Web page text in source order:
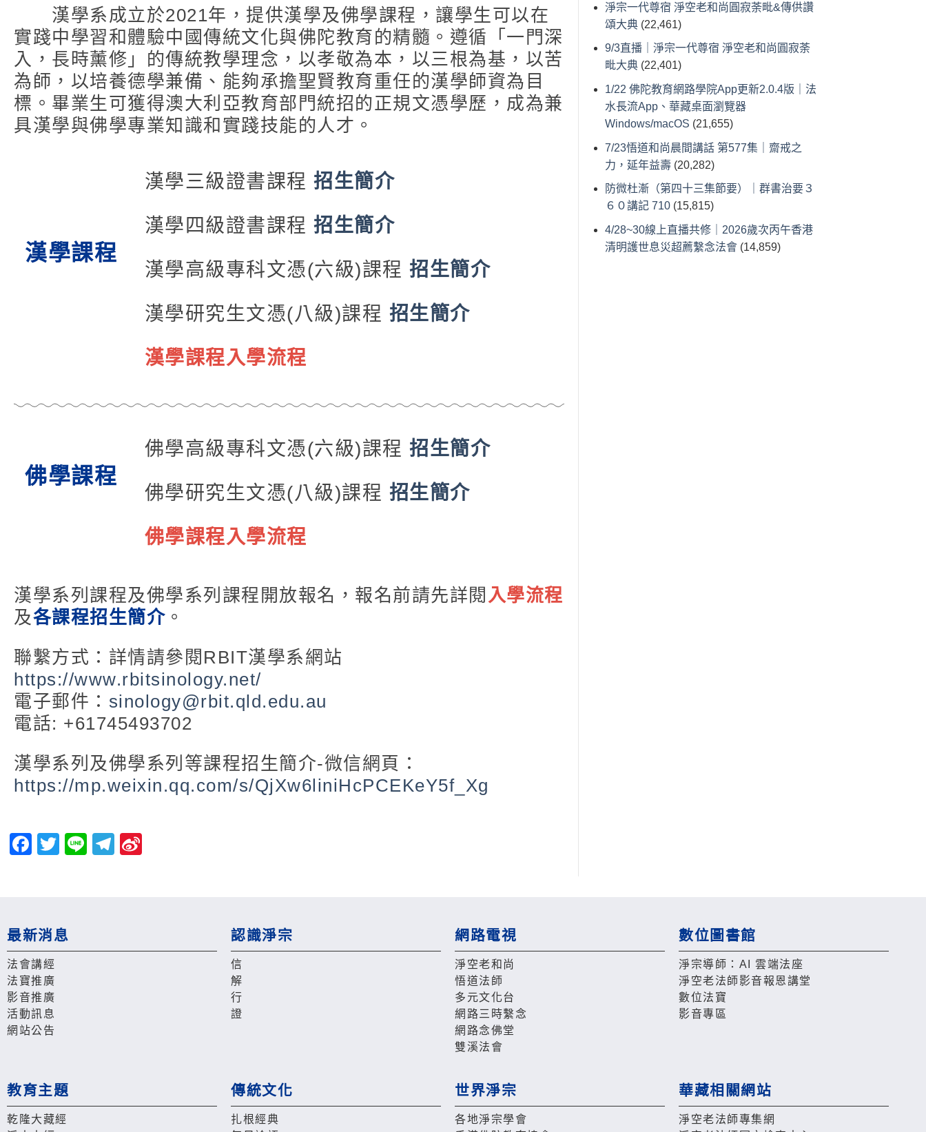
漢學系成立於2021年，提供漢學及佛學課程，讓學生可以在
實踐中學習和體驗中國傳統文化與佛陀教育的精髓。遵循「一門深
入，長時薰修」的傳統教學理念，以孝敬為本，以三根為基，以苦
為師，以培養德學兼備、能夠承擔聖賢教育重任的漢學師資為目
標。畢業生可獲得澳大利亞教育部門統招的正規文憑學歷，成為兼
具漢學與佛學專業知識和實踐技能的人才。
漢學課程
漢學三級證書課程招生簡介
漢學四級證書課程招生簡介
漢學高級專科文憑(六級)課程招生簡介
漢學研究生文憑(八級)課程 招生簡介
漢學課程入學流程
佛學課程
佛學高級專科文憑(六級)課程招生簡介
佛學研究生文憑(八級)課程 招生簡介
佛學課程入學流程
漢學系列課程及佛學系列課程開放報名， 報名前請先詳閱 入學流程
及各課程招生簡介 。
聯繫方式：詳情請參閱RBIT漢學系網站
https://www.rbitsinology.net/
電子郵件： sinology@rbit.qld.edu.au
電話: +61745493702
漢學系列及佛學系列等課程招生簡介-微信網頁：
https://mp.weixin.qq.com/s/QjXw6liniHcPCEKeY5f_Xg
Facebook
Twitter
LineTelegram
淨宗一代尊宿 淨空老和尚圓寂荼毗&傳供讚
頌大典 (22,461)
9/3直播｜淨宗一代尊宿 淨空老和尚圓寂荼
毗大典 (22,401)
1/22 佛陀教育網路學院App更新2.0.4版｜法
水長流App、華藏桌面瀏覽器
Windows/macOS (21,655)
7/23悟道和尚晨間講話 第577集｜齋戒之
力，延年益壽 (20,282)
防微杜漸（第四十三集節要）｜群書治要３
６０講記 710 (15,815)
4/28~30線上直播共修｜2026歲次丙午香港
清明護世息災超薦繫念法會 (14,859)
最新消息
法會講經
法寶推廣
影音推廣
活動訊息
網站公告
認識淨宗
信
解
行
證
網路電視
淨空老和尚
悟道法師
多元文化台
網路三時繫念
網路念佛堂
雙溪法會
數位圖書館
淨宗導師：AI 雲端法座
淨空老法師影音報恩講堂
數位法寶
影音專區
教育主題
乾隆大藏經
傳統文化
扎根經典
世界淨宗
各地淨宗學會
華藏相關網站
淨空老法師專集網